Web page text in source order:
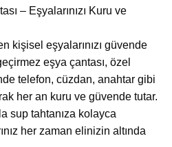
– Eşyalarınızı Kuru ve
kişisel eşyalarınızı güvende
eşya çantası, özel
telefon, cüzdan, anahtar gibi
her an kuru ve güvende tutar.
sup tahtanıza kolayca
her zaman elinizin altında